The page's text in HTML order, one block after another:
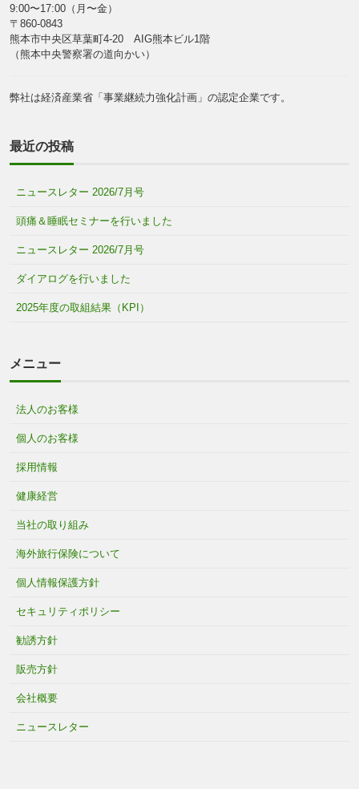
9:00〜17:00（月〜金）
〒860-0843
熊本市中央区草葉町4-20 AIG熊本ビル1階
（熊本中央警察署の道向かい）
弊社は経済産業省「事業継続力強化計画」の認定企業です。
最近の投稿
ニュースレター 2026/7月号
頭痛＆睡眠セミナーを行いました
ニュースレター 2026/7月号
ダイアログを行いました
2025年度の取組結果（KPI）
メニュー
法人のお客様
個人のお客様
採用情報
健康経営
当社の取り組み
海外旅行保険について
個人情報保護方針
セキュリティポリシー
勧誘方針
販売方針
会社概要
ニュースレター